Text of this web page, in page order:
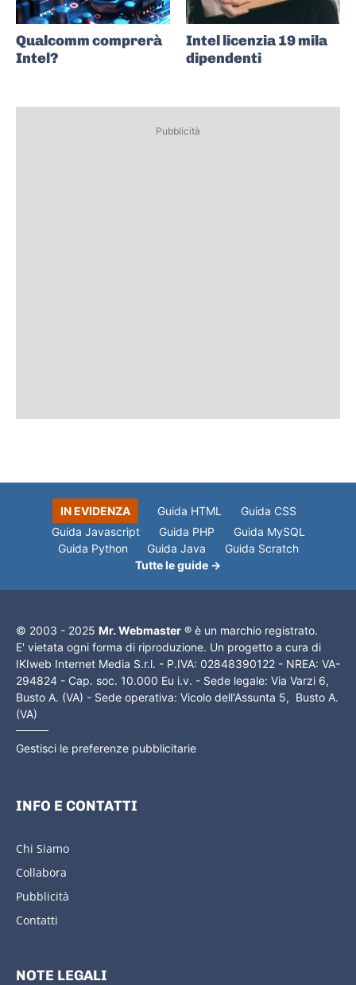
Qualcomm comprerà
Intel?
Intel licenzia 19 mila
dipendenti
Pubblicità
IN EVIDENZA Guida HTML
Guida CSS
Guida Javascript
Guida PHP
Guida MySQL
Guida Python
Guida Java
Guida Scratch
Tutte le guide →
© 2003 - 2025 Mr. Webmaster ® è un marchio registrato.
E' vietata ogni forma di riproduzione. Un progetto a cura di
IKIweb Internet Media S.r.l. - P.IVA: 02848390122 - NREA: VA-
294824 - Cap. soc. 10.000 Eu i.v. - Sede legale: Via Varzi 6,
Busto A. (VA) - Sede operativa: Vicolo dell'Assunta 5, Busto A.
(VA)
Gestisci le preferenze pubblicitarie
INFO E CONTATTI
Chi Siamo
Collabora
Pubblicità
Contatti
NOTE LEGALI